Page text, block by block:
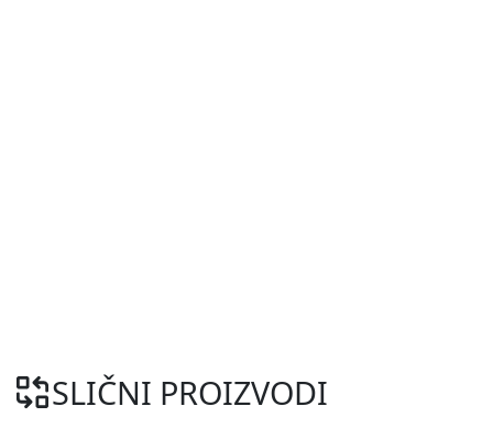
SLIČNI PROIZVODI